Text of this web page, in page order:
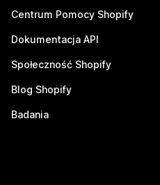
Centrum Pomocy Shopify
Dokumentacja API
Społeczność Shopify
Blog Shopify
Badania